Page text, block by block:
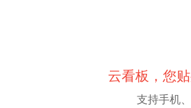
云看板，您
支持手机